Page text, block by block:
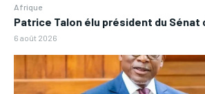
Afrique
Patrice Talon élu président du Sénat
6 août 2026